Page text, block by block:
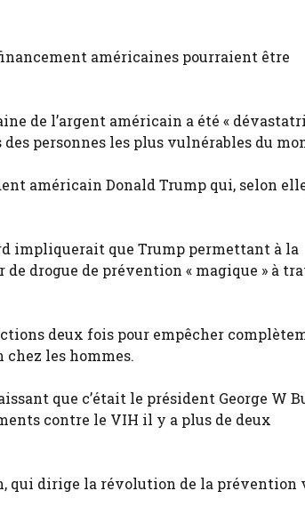
américaines pourraient être
de l’argent américain a été «
personnes les plus vulnérables du
américain Donald Trump qui, selon
impliquerait que Trump permettant à la
drogue de prévention « magique » à
deux fois pour empêcher
les hommes.
que c’était le président George W
contre le VIH il y a plus de deux
qui dirige la révolution de la prévention